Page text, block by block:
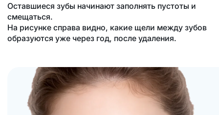
Оставшиеся зубы начинают заполнять пустоты и
смещаться.
На рисунке справа видно, какие щели между зубов
образуются уже через год, после удаления.